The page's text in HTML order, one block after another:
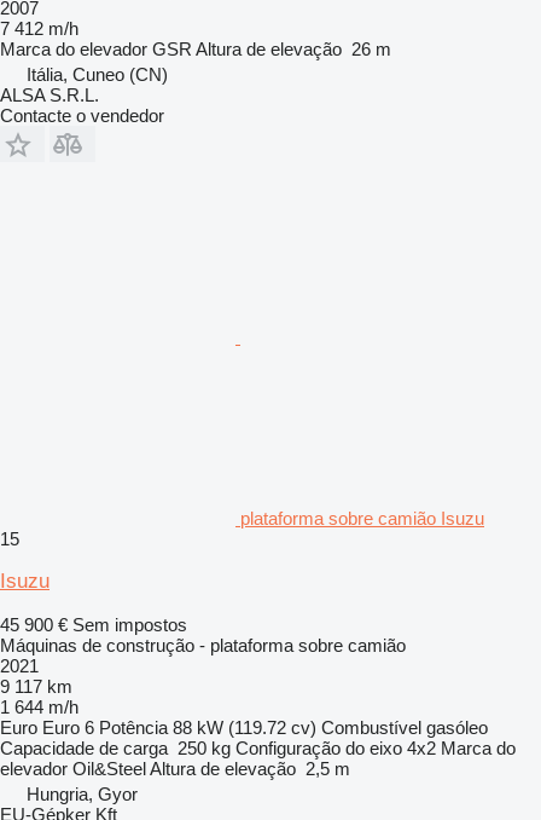
2007
7 412 m/h
Marca do elevador GSR Altura de elevação 26 m
Itália, Cuneo (CN)
ALSA S.R.L.
Contacte o vendedor
plataforma sobre camião Isuzu
15
Isuzu
45 900 € Sem impostos
Máquinas de construção - plataforma sobre camião
2021
9 117 km
1 644 m/h
Euro Euro 6 Potência 88 kW (119.72 cv) Combustível gasóleo
Capacidade de carga 250 kg Configuração do eixo 4x2 Marca do
elevador Oil&SteelAltura de elevação 2,5 m
Hungria, Gyor
EU-Gépker Kft